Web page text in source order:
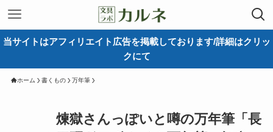
当サイトはアフィリエイト広告を掲載しております/詳細はクリッ
クにて
ホーム 書くもの 万年筆
煉獄さんっぽいと噂の万年筆「長